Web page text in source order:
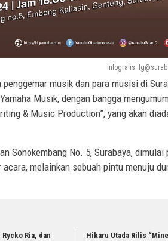
Infografis:
musik dan para musisi di
Musik, dengan bangga
& Music Production”, yang akan
Sonokembang No. 5, Surabaya, dimulai
melainkan sebuah pintu menuju
Ria, dan
Hikaru Utada Rilis